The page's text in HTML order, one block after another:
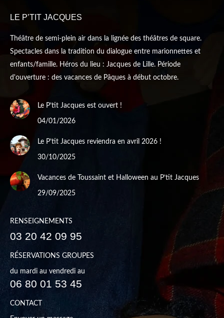
windowwindow
LE P’TIT JACQUES
Théâtre de semi-plein air dans la lignée des théâtres de square.
Spectacles dans la tradition du dialogue entre marionnettes et
enfants/famille. Héros du lieu : Jacques de Lille. Période
d'ouverture : des vacances de Pâques à début octobre.
Le P’tit Jacques est ouvert !
04/01/2026
Le P’tit Jacques reviendra en avril 2026 !
30/10/2025
Vacances de Toussaint et Halloween au P’tit Jacques
29/09/2025
RENSEIGNEMENTS
03 20 42 09 95
RÉSERVATIONS GROUPES
du mardi au vendredi au
06 80 01 53 45
CONTACT